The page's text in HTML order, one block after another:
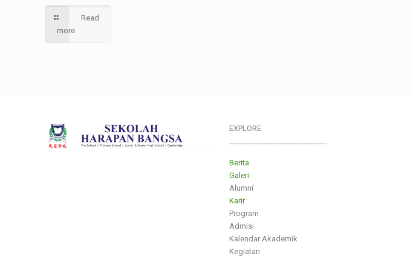
Read
more
EXPLORE
Berita
Galeri
Alumni
Karir
Program
Admisi
Kalendar Akademik
Kegiatan